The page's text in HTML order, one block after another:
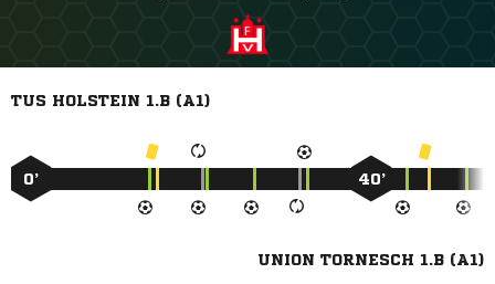
TUS HOLSTEIN 1.B (A1)
0’ 40’
UNION TORNESCH 1.B (A1)